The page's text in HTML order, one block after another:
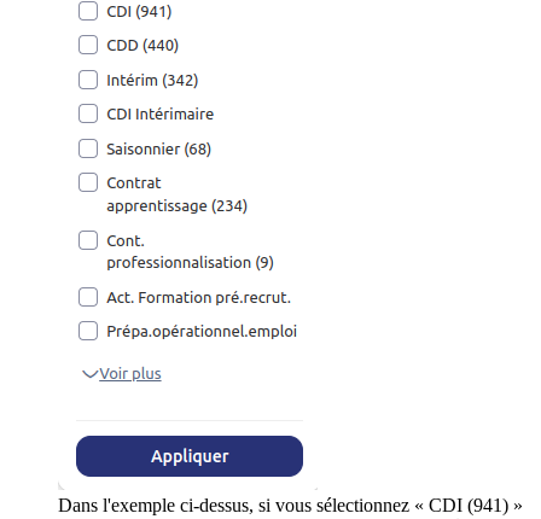
Dans l'exemple ci-dessus, si vous sélectionnez « CDI (941) »